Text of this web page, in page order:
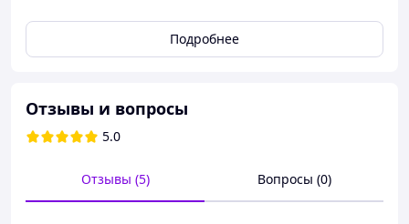
Подробнее
Отзывы и вопросы
5.0
Отзывы (5) Вопросы (0)